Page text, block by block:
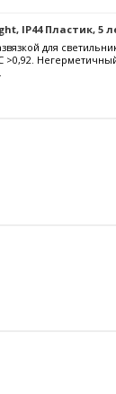
IP44 Пластик, 5
для